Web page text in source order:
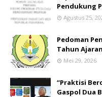
Pendukung
Agustus 25,
Pedoman
Tahun
Mei 29, 2026
“Praktisi
Gaspol Dua